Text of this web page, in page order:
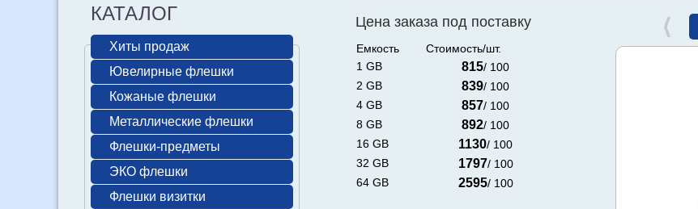
Цена заказа под поставку
Емкость
Стоимость/шт.
1 GB
815/ 100
2 GB
839/ 100
4 GB
857/ 100
8 GB
892/ 100
16 GB
1130/ 100
32 GB
1797/ 100
64 GB
2595/ 100
КАТАЛОГ
Хиты продаж
Ювелирные флешки
Кожаные флешки
Металлические флешки
Флешки-предметы
ЭКО флешки
Флешки визитки